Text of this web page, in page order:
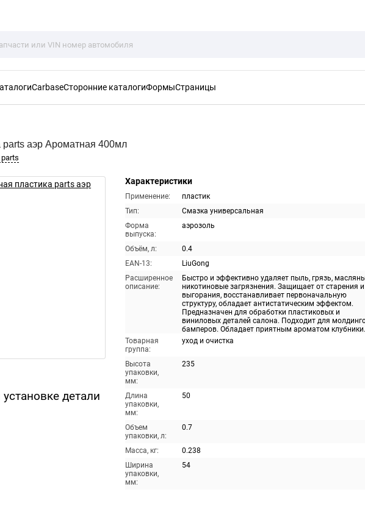
CarbaseСторонние каталогиФормыСтраницы
parts аэр Ароматная 400мл
детали
Характеристики
Применение:
пластик
Тип:
Смазка универсальная
Форма
выпуска:
аэрозоль
Объём, л:
0.4
EAN-13:
LiuGong
Расширенное
описание:
Быстро и эффективно удаляет пыль, грязь,
никотиновые загрязнения. Защищает от старения и
выгорания, восстанавливает первоначальную
структуру, обладает антистатическим эффектом.
Предназначен для обработки пластиковых и
виниловых деталей салона. Подходит для
бамперов. Обладает приятным ароматом клубники.
Товарная
группа:
уход и очистка
Высота
упаковки,
мм:
235
Длина
упаковки,
мм:
50
Объем
упаковки, л:
0.7
Масса, кг:
0.238
Ширина
упаковки,
мм:
54